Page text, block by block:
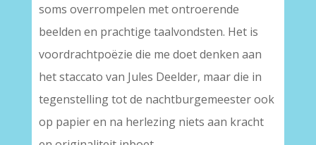
soms overrompelen met ontroerende
beelden en prachtige taalvondsten. Het is
voordrachtpoëzie die me doet denken aan
het staccato van Jules Deelder, maar die in
tegenstelling tot de nachtburgemeester ook
op papier en na herlezing niets aan kracht